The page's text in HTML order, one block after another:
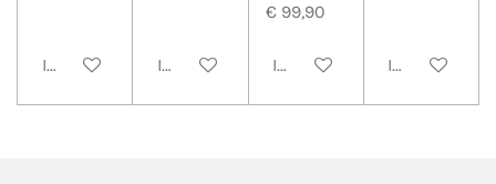
In winkelwagenIn winkelwagen
€ 99,90
In winkelwagen
In